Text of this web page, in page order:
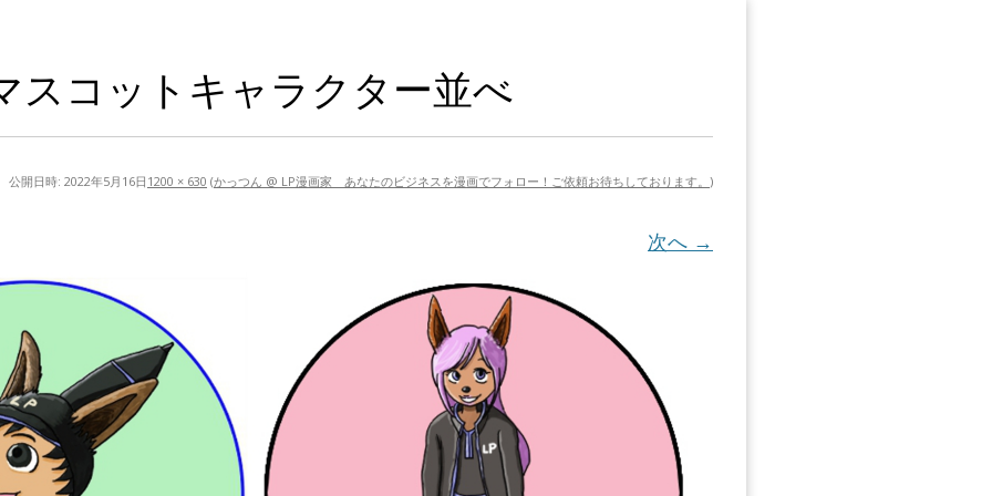
スコットキャラクター並べ
公開日時: 2022年5月16日 1200 × 630 (かっつん @ LP漫画家 あなたのビジネスを漫画でフォロー！ご依頼お待ちしております。 )
次へ →